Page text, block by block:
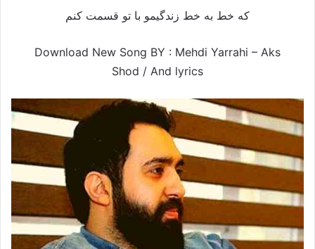
كه خط به خط زندگيمو با تو قسمت كنم
Download New Song BY : Mehdi Yarrahi – Aks
Shod / And lyrics